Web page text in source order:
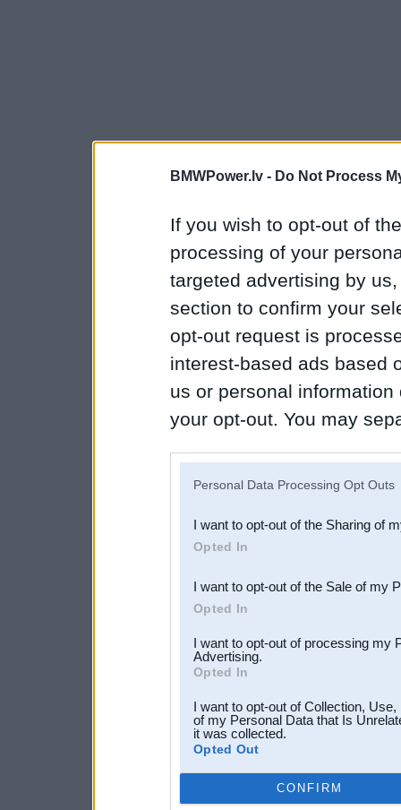
BMWPower.lv - Do Not Process
If you wish to opt-out of
processing of your
targeted advertising by
section to confirm your
opt-out request is
interest-based ads based
us or personal
your opt-out. You may
Downstream Participants
third parties.
Personal Data Processing Opt Outs
I want to opt-out of the Sharing of
Opted In
I want to opt-out of the Sale of my
Opted In
I want to opt-out of processing my
Advertising.
Opted In
I want to opt-out of Collection,
of my Personal Data that Is
it was collected.
Opted Out
CONFIRM